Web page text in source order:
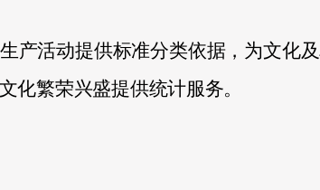
产活动提供标准分类依据，为文化
化繁荣兴盛提供统计服务。